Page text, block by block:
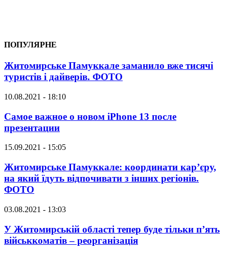
ПОПУЛЯРНЕ
Житомирське Памуккале заманило вже тисячі
туристів і дайверів. ФОТО
10.08.2021 - 18:10
Самое важное о новом iPhone 13 после
презентации
15.09.2021 - 15:05
Житомирське Памуккале: координати кар’єру,
на який їдуть відпочивати з інших регіонів.
ФОТО
03.08.2021 - 13:03
У Житомирській області тепер буде тільки п’ять
військкоматів – реорганізація